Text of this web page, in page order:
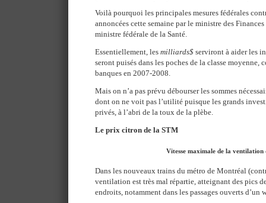
Voilà pourquoi les principales mesures fédérales
annoncées cette semaine par le ministre des
ministre fédérale de la Santé.
Essentiellement, les milliards$ serviront à aider les
seront puisés dans les poches de la classe moyenne,
banques en 2007-2008.
Mais on n’a pas prévu débourser les sommes
dont on ne voit pas l’utilité puisque les grands
privés, à l’abri de la toux de la plèbe.
Le prix citron de la STM
Vitesse maximale de la ventilation
Dans les nouveaux trains du métro de Montréal
ventilation est très mal répartie, atteignant des pics
endroits, notamment dans les passages ouverts d’un